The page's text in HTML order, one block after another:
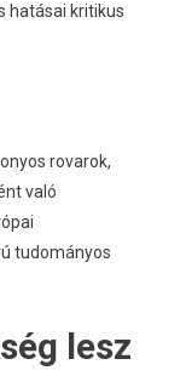
hatásai kritikus
rovarok,
való
tudományos
lesz